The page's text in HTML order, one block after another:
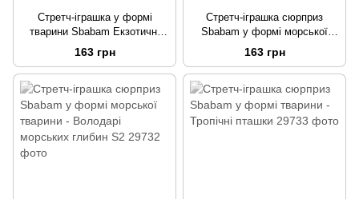
Стретч-іграшка у формі
тварини Sbabam Екзотичні
тварини
163 грн
Стретч-іграшка сюрприз
Sbabam у формі морської
тварини - Екзотичні тварини
163 грн